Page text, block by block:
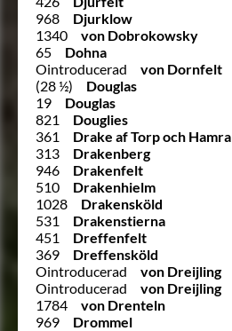
968
Djurklow
1340
von Dobrokowsky
65
Dohna
Ointroducerad
von Dornfelt
(28 ½)
Douglas
19
Douglas
821
Douglies
361
Drake af Torp och Hamra
313
Drakenberg
946
Drakenfelt
510
Drakenhielm
1028
Drakensköld
531
Drakenstierna
451
Dreffenfelt
369
Dreffensköld
Ointroducerad
von Dreijling
Ointroducerad
von Dreijling
1784
von Drenteln
969
Drommel